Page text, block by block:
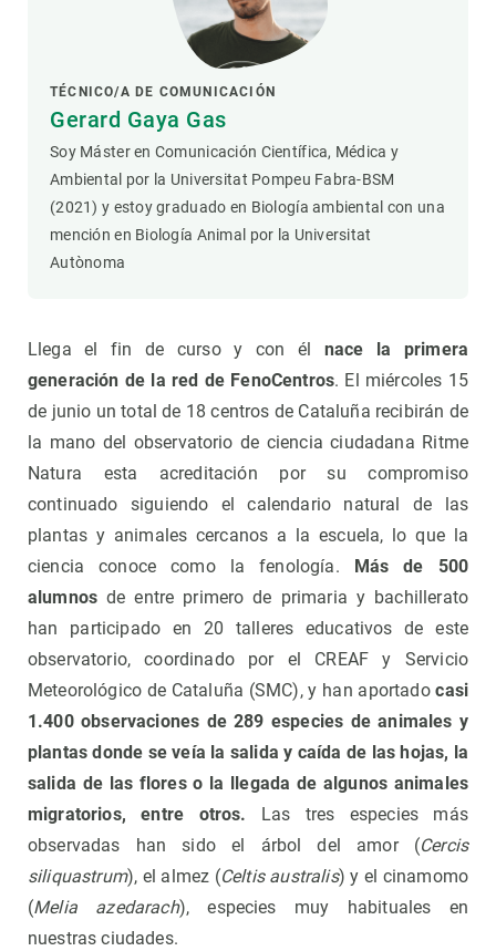
TÉCNICO/A DE COMUNICACIÓN
Gerard Gaya Gas
Soy Máster en Comunicación Científica, Médica y
Ambiental por la Universitat Pompeu Fabra-BSM
(2021) y estoy graduado en Biología ambiental con una
mención en Biología Animal por la Universitat
Autònoma
Llega el fin de curso y con él nace la primera
generación de la red de FenoCentros. El miércoles 15
de junio un total de 18 centros de Cataluña recibirán de
la mano del observatorio de ciencia ciudadana Ritme
Natura esta acreditación por su compromiso
continuado siguiendo el calendario natural de las
plantas y animales cercanos a la escuela, lo que la
ciencia conoce como la fenología.
Más de 500
alumnos de entre primero de primaria y bachillerato
han participado en 20 talleres educativos de este
observatorio, coordinado por el CREAF y Servicio
Meteorológico de Cataluña (SMC), y han aportadocasi
1.400 observaciones de 289 especies de animales y
plantas donde se veía la salida y caída de las hojas, la
salida de las flores o la llegada de algunos animales
migratorios, entre otros.
Las tres especies más
observadas han sido el árbol del amor (Cercis
siliquastrum), el almez (Celtis australis) y el cinamomo
(Melia azedarach), especies muy habituales en
nuestras ciudades.